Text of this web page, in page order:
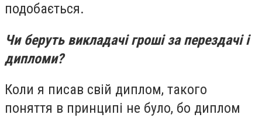
подобається.
Чи беруть викладачі гроші за перездачі і
дипломи?
Коли я писав свій диплом, такого
поняття в принципі не було, бо диплом